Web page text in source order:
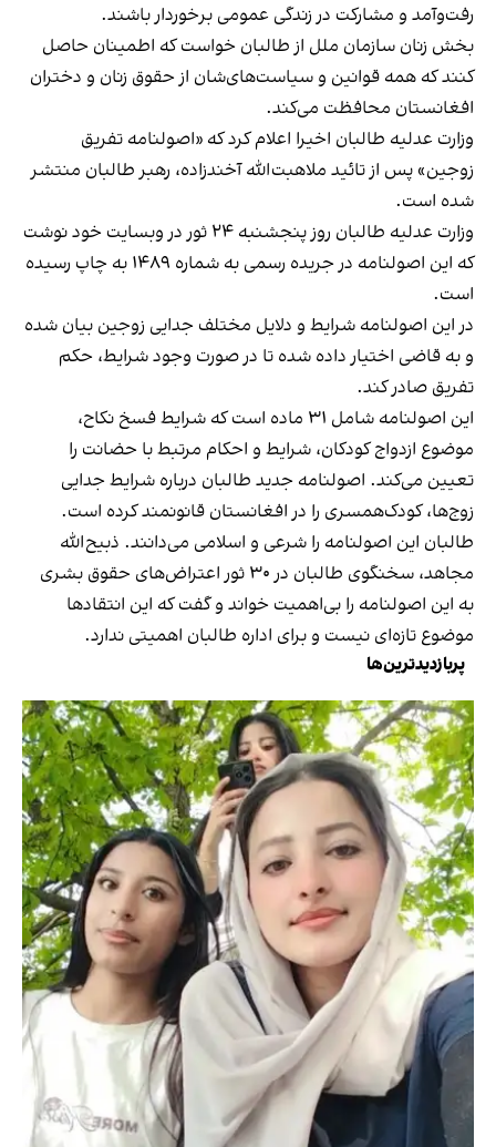
رفت‌وآمد و مشارکت در زندگی عمومی برخوردار باشند.
بخش زنان سازمان ملل از طالبان خواست که اطمینان حاصل
کنند که همه قوانین و سیاست‌های‌شان از حقوق زنان و دختران
افغانستان محافظت می‌کند.
وزارت عدلیه طالبان اخیرا اعلام کرد که «اصولنامه تفریق
زوجین» پس از تائید ملاهبت‌الله آخندزاده، رهبر طالبان منتشر
شده است.
وزارت عدلیه طالبان روز پنجشنبه ۲۴ ثور در وبسایت خود نوشت
که این اصولنامه در جریده رسمی به شماره ۱۴۸۹ به چاپ رسیده
است.
در این اصولنامه شرایط و دلایل مختلف جدایی زوجین بیان شده
و به قاضی اختیار داده شده تا در صورت وجود شرایط، حکم
تفریق صادر کند.
این اصولنامه شامل ۳۱ ماده است که شرایط فسخ نکاح،
موضوع ازدواج کودکان، شرایط و احکام مرتبط با حضانت را
تعیین می‌کند. اصولنامه جدید طالبان درباره شرایط جدایی
زوج‌ها، کودک‌همسری را در افغانستان قانونمند کرده است.
طالبان این اصولنامه را شرعی و اسلامی می‌دانند. ذبیح‌الله
مجاهد، سخنگوی طالبان در ۳۰ ثور اعتراض‌های حقوق بشری
به این اصولنامه را بی‌اهمیت خواند و گفت که این انتقادها
موضوع تازه‌ای نیست و برای اداره طالبان اهمیتی ندارد.
پربازدیدترین‌ها